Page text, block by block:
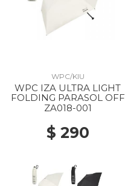
WPC/KIU
WPC IZA ULTRA LIGHT
FOLDING PARASOL OFF
ZA018-001
$ 290